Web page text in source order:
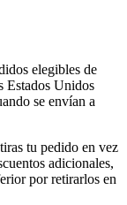
elegibles de
Estados Unidos
se envían a
tu pedido en vez
adicionales,
por retirarlos en